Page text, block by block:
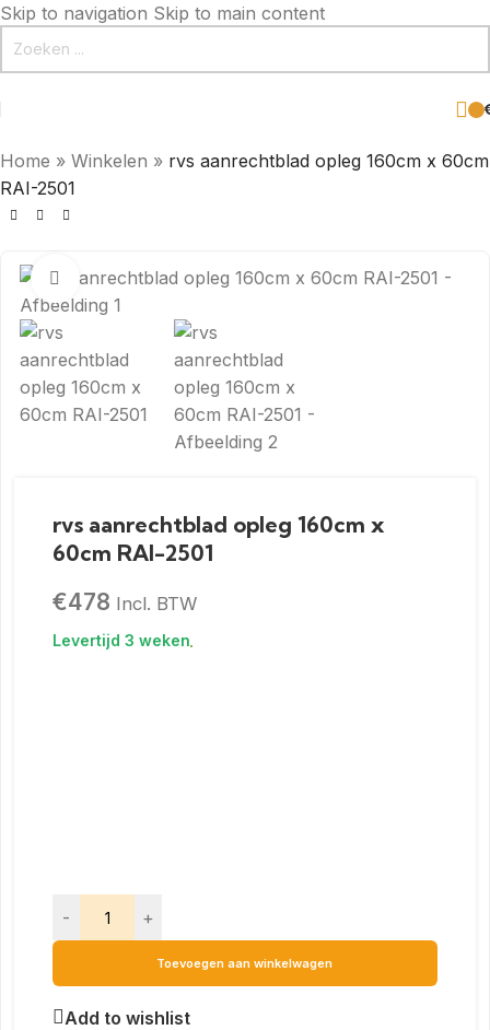
Skip to navigation Skip to main content
Home » Winkelen » rvs aanrechtblad opleg 160cm x 60cm
RAI-2501
Click to enlarge
rvs aanrechtblad opleg 160cm x
60cm RAI-2501
€478 Incl. BTW
- +
Toevoegen aan winkelwagen
Add to wishlist